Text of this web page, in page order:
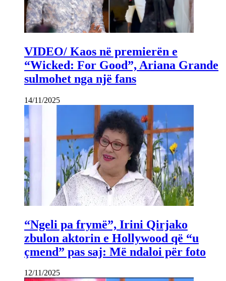
VIDEO/ Kaos në premierën e
“Wicked: For Good”, Ariana Grande
sulmohet nga një fans
14/11/2025
“Ngeli pa frymë”, Irini Qirjako
zbulon aktorin e Hollywood që “u
çmend” pas saj: Më ndaloi për foto
12/11/2025